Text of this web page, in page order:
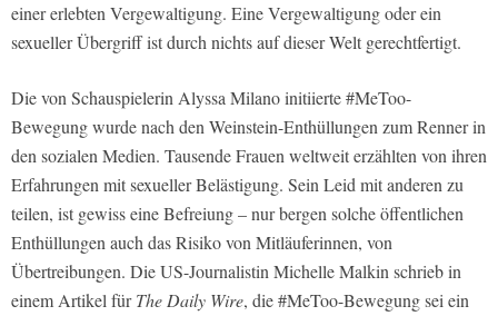
einer erlebten Vergewaltigung. Eine Vergewaltigung oder ein
sexueller Übergriff ist durch nichts auf dieser Welt gerechtfertigt.
Die von Schauspielerin Alyssa Milano initiierte #MeToo-
Bewegung wurde nach den Weinstein-Enthüllungen zum Renner in
den sozialen Medien. Tausende Frauen weltweit erzählten von ihren
Erfahrungen mit sexueller Belästigung. Sein Leid mit anderen zu
teilen, ist gewiss eine Befreiung – nur bergen solche öffentlichen
Enthüllungen auch das Risiko von Mitläuferinnen, von
Übertreibungen. Die US-Journalistin Michelle Malkin schrieb in
einem Artikel fürThe Daily Wire, die #MeToo-Bewegung sei ein